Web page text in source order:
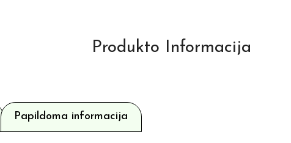
Produkto Informacija
Papildoma informacija